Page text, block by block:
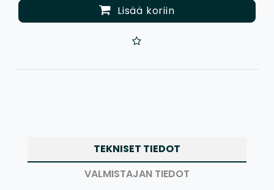
Lisää koriin
TEKNISET TIEDOT
VALMISTAJAN TIEDOT